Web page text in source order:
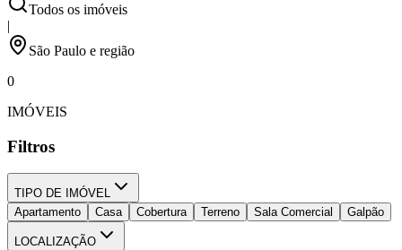
Todos os imóveis
|
São Paulo e região
0
IMÓVEIS
Filtros
TIPO DE IMÓVEL
Apartamento
Casa Cobertura Terreno Sala Comercial Galpão
LOCALIZAÇÃO